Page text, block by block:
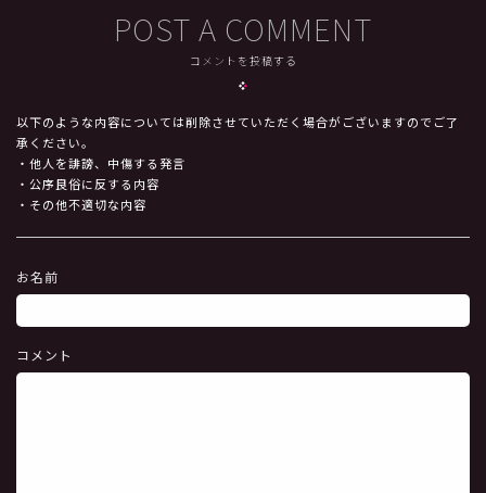
POST A COMMENT
コメントを投稿する
以下のような内容については削除させていただく場合がございますのでご了
承ください。
・他人を誹謗、中傷する発言
・公序良俗に反する内容
・その他不適切な内容
お名前
コメント